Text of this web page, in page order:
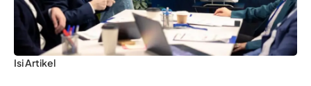
Isi Artikel